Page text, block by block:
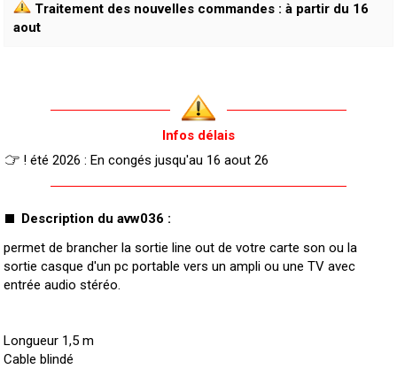
Traitement des nouvelles commandes : à partir du 16
aout
Infos délais
! été 2026 : En congés jusqu'au 16 aout 26
Description du avw036 :
permet de brancher la sortie line out de votre carte son ou la
sortie casque d'un pc portable vers un ampli ou une TV avec
entrée audio stéréo.
Longueur 1,5 m
Cable blindé